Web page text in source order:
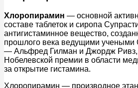
Хлоропирамин — основной
составе таблеток и сиропа
антигистаминное вещество,
прошлого века ведущими учеными
— Альфред Гилман и Джордж Ривз,
Нобелевской премии в области
за открытие гистамина.
Хлоропирамин — производное